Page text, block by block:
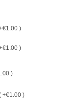
)
)
)
+€1.00 )